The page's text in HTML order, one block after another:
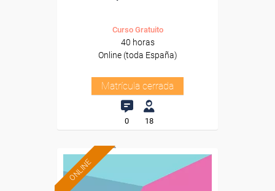
Curso Gratuito
40 horas
Online (toda España)
Matrícula cerrada
0 18
ONLINE